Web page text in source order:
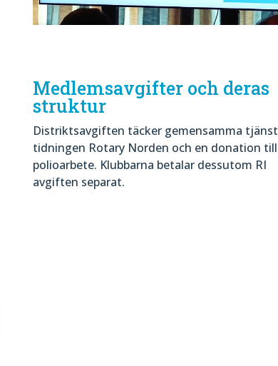
Medlemsavgifter och deras
struktur
Distriktsavgiften täcker gemensamma
tidningen Rotary Norden och en donation till
polioarbete. Klubbarna betalar dessutom RI
avgiften separat.